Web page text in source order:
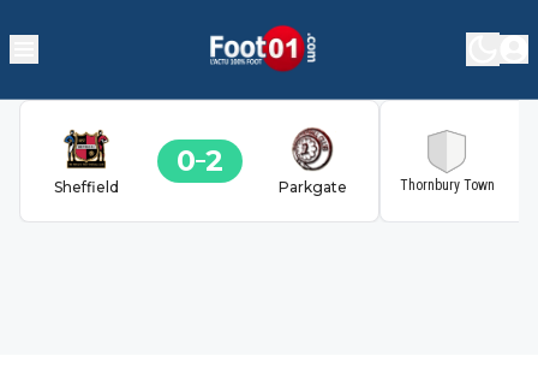
Sheffield
0 2
Parkgate Thornbury Town